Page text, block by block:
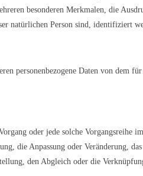
besonderen Merkmalen, die
natürlichen Person sind, identifiziert
personenbezogene Daten von dem
oder jede solche Vorgangsreihe
die Anpassung oder Veränderung,
den Abgleich oder die